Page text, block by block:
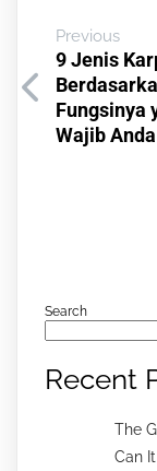
Previous
9 Jenis
Fungsinya
Wajib
Search
Recent
The
Can